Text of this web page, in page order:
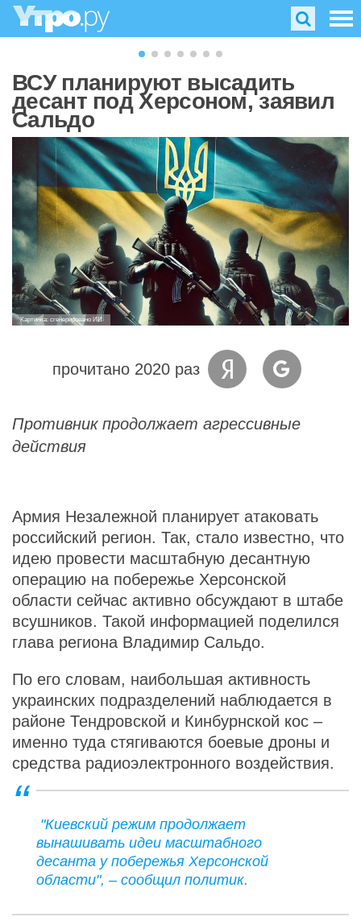
ВСУ планируют высадить
десант под Херсоном, заявил
Сальдо
Картинка: сгенерировано ИИ
прочитано 2020 раз
Противник продолжает агрессивные
действия
Армия Незалежной планирует атаковать
российский регион. Так, стало известно, что
идею провести масштабную десантную
операцию на побережье Херсонской
области сейчас активно обсуждают в штабе
всушников. Такой информацией поделился
глава региона Владимир Сальдо.
По его словам, наибольшая активность
украинских подразделений наблюдается в
районе Тендровской и Кинбурнской кос –
именно туда стягиваются боевые дроны и
средства радиоэлектронного воздействия.
"Киевский режим продолжает
вынашивать идеи масштабного
десанта у побережья Херсонской
области", – сообщил политик.